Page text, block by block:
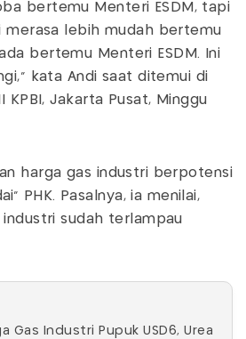
bertemu Menteri ESDM, tapi
merasa lebih mudah bertemu
bertemu Menteri ESDM. Ini
kata Andi saat ditemui di
KPBI, Jakarta Pusat, Minggu
harga gas industri berpotensi
PHK. Pasalnya, ia menilai,
industri sudah terlampau
Gas Industri Pupuk USD6, Urea